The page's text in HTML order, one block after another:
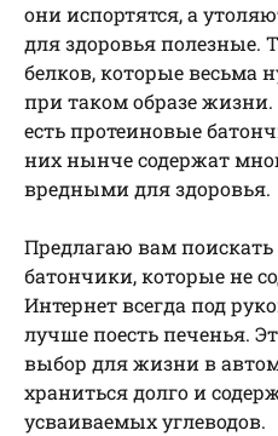
они испортятся, а
для здоровья полезные.
белков, которые весьма
при таком образе
есть протеиновые
них нынче содержат
вредными для здоровья.
Предлагаю вам
батончики, которые не
Интернет всегда под
лучше поесть печенья.
выбор для жизни в
храниться долго и
усваиваемых углеводов.